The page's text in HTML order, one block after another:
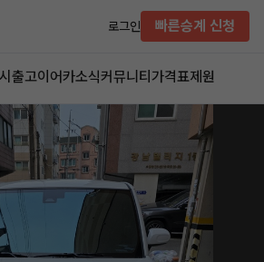
로그인 빠른승계 신청
출고이어카소식커뮤니티 가격표제원